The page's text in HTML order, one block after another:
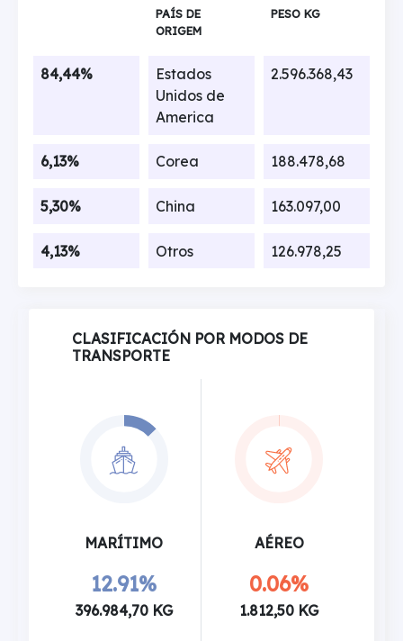
PAÍS DE
ORIGEM
PESO KG
84,44%
Estados
Unidos de
America
2.596.368,43
6,13% Corea 188.478,68
5,30% China 163.097,00
4,13% Otros 126.978,25
CLASIFICACIÓN POR MODOS DE
TRANSPORTE
MARÍTIMO
12.91%
396.984,70 KG
AÉREO
0.06%
1.812,50 KG